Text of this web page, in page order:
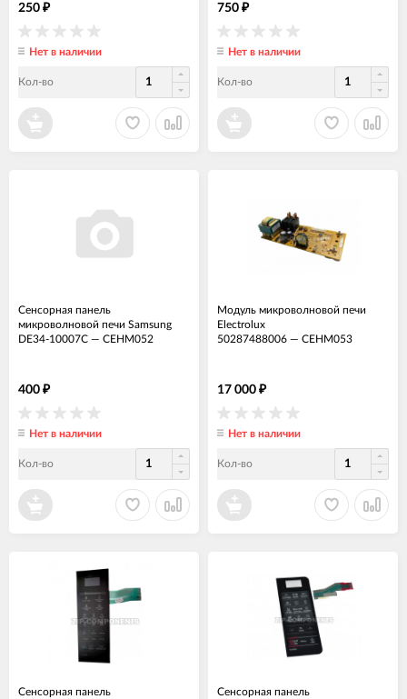
250 ₽
Нет в наличии
Кол-во
750 ₽
Нет в наличии
Кол-во
Сенсорная панель
микроволновой печи Samsung
DE34-10007C — СЕНМ052
400 ₽
Нет в наличии
Кол-во
Модуль микроволновой печи
Electrolux
50287488006 — СЕНМ053
17 000 ₽
Нет в наличии
Кол-во
Сенсорная панель
Сенсорная панель